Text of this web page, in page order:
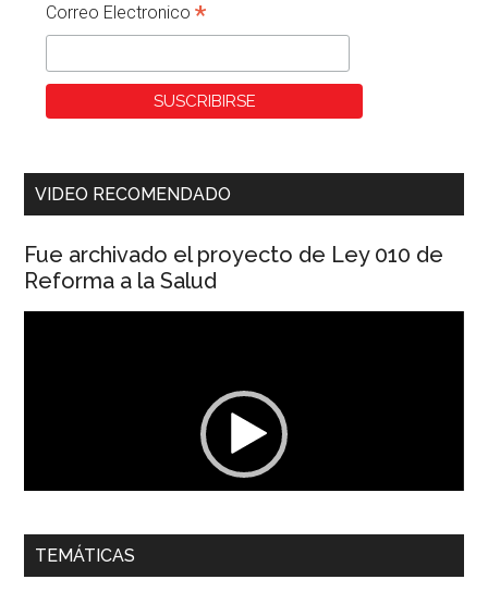
Correo Electronico*
VIDEO RECOMENDADO
Fue archivado el proyecto de Ley 010 de
Reforma a la Salud
00:00 01:04
Dra. Carolina Corcho Mejía,Presidenta Corporación
TEMÁTICAS